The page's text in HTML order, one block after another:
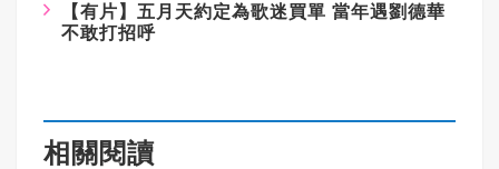
【有片】五月天約定為歌迷買單 當年遇劉德華
不敢打招呼
相關閱讀